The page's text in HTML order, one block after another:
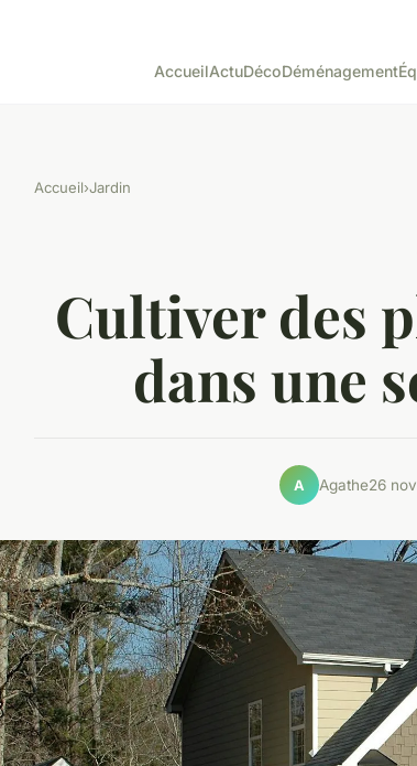
AccueilActuDécoDéménagement
Accueil›Jardin
Cultiver des
dans une
A Agathe26